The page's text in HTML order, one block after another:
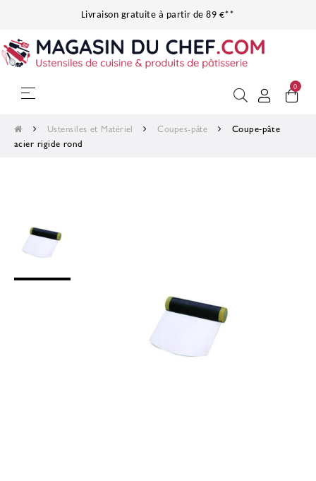
Livraison gratuite à partir de 89 €**
Basculer la navigation
☰ 0
Ustensiles et Matériel Coupes-pâte
Coupe-pâte
acier rigide rond